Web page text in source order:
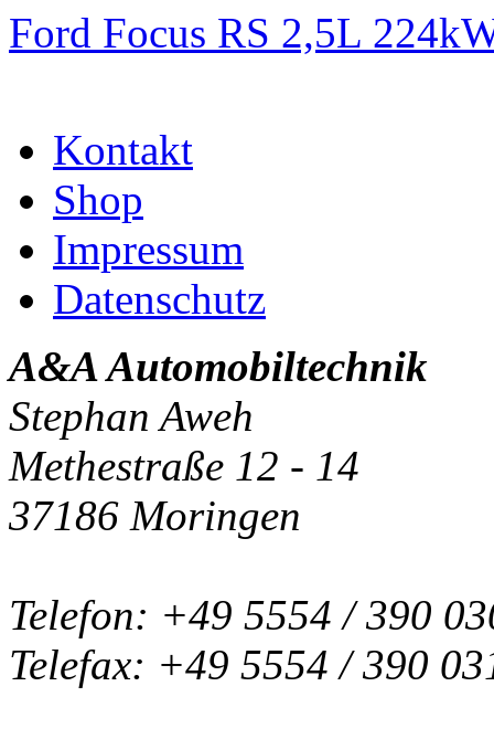
Ford Focus RS 2,5L
Kontakt
Shop
Impressum
Datenschutz
A&A Automobiltechnik
Stephan Aweh
Methestraße 12 - 14
37186 Moringen
Telefon: +49 5554 / 390
Telefax: +49 5554 / 390